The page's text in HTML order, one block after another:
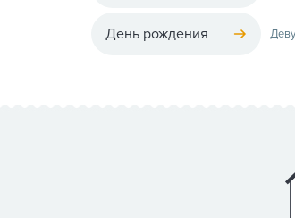
День рождения